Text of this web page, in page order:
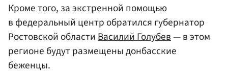
Кроме того, за экстренной помощью
в федеральный центр обратился губернатор
Ростовской области Василий Голубев— в этом
регионе будут размещены донбасские
беженцы.